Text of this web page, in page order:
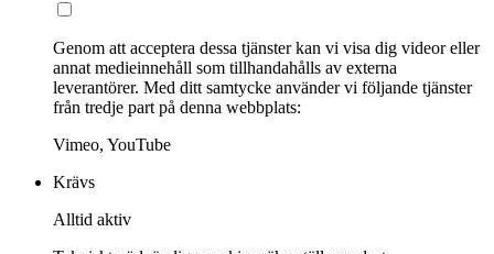
Genom att acceptera dessa tjänster kan vi visa dig videor eller
annat medieinnehåll som tillhandahålls av externa
leverantörer. Med ditt samtycke använder vi följande tjänster
från tredje part på denna webbplats:
Vimeo, YouTube
Krävs
Alltid aktiv